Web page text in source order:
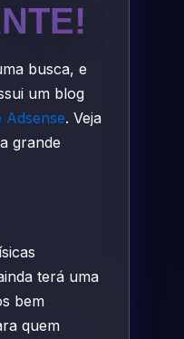
busca, e
um blog
Adsense. Veja
grande
terá uma
bem
quem